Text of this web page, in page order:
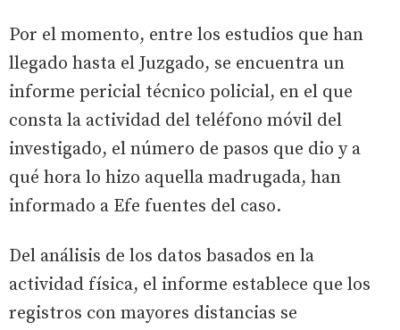
Por el momento, entre los estudios que han
llegado hasta el Juzgado, se encuentra un
informe pericial técnico policial, en el que
consta la actividad del teléfono móvil del
investigado, el número de pasos que dio y a
qué hora lo hizo aquella madrugada, han
informado a Efe fuentes del caso.
Del análisis de los datos basados en la
actividad física, el informe establece que los
registros con mayores distancias se